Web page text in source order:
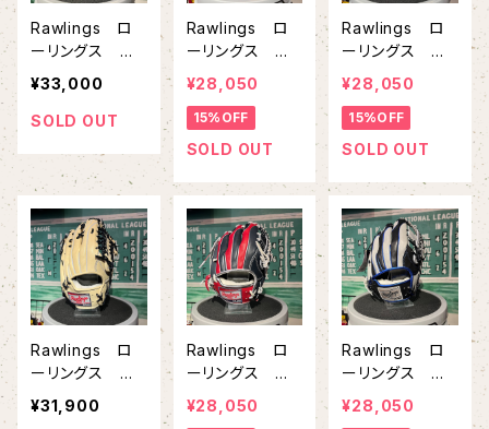
Rawlings ロ
ーリングス 軟
式グラブ 内野
手用 HOH® P
RO EXCEL Wiz
W2CK4MG
ブラック
¥33,000
SOLD OUT
Rawlings ロ
ーリングス 軟
式グラブ 内野
手用 HOH® H
ERITAGE PRO
–JEANS- N6
ン
¥28,050
15%OFF
SOLD OUT
Rawlings ロ
ーリングス 軟
式グラブ 内野
手用 HOH P
RO EXCEL
Wizard＃02
ス キャメル
¥28,050
15%OFF
SOLD OUT
Rawlings ロ
ーリングス 軟
式グラブ 内野
手用 HOH P
¥31,900
Rawlings ロ
ーリングス 軟
式グラブ 内野
手用 HOH P
¥28,050
Rawlings ロ
ーリングス 軟
式グラブ 内野
手用 HOH P
¥28,050